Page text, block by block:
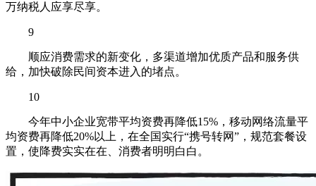
万纳税人应享尽享。
9
顺应消费需求的新变化，多渠道增加优质产品和服务供
给，加快破除民间资本进入的堵点。
10
今年中小企业宽带平均资费再降低15%，移动网络流量平
均资费再降低20%以上，在全国实行“携号转网”，规范套餐设
置，使降费实实在在、消费者明明白白。